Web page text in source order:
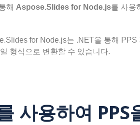
해 Aspose.Slides for Node.js를 사용
for Node.js는 .NET을 통해
형식으로 변환할 수 있습니다.
사용하여 PPS